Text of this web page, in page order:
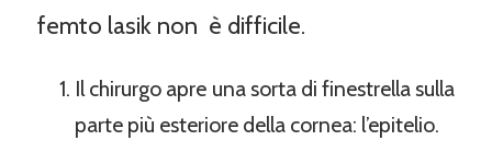
femto lasik non è difficile.
Il chirurgo apre una sorta di finestrella sulla
parte più esteriore della cornea: l’epitelio.